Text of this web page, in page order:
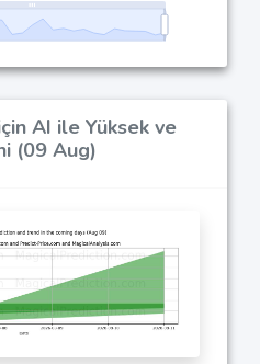
AI ile Yüksek ve
(09 Aug)